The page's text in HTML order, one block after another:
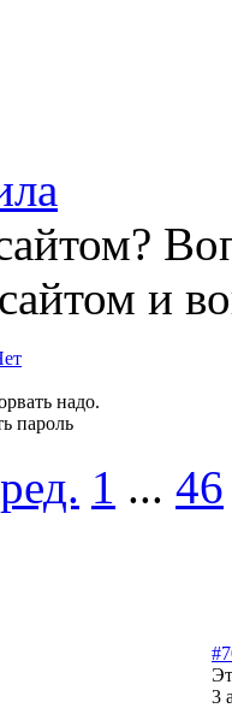
и
надо.
пароль
1 ... 46
3